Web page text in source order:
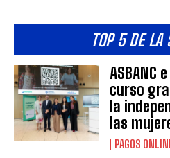
TOP 5 DE
ASBANC
curso
la
las
PAGOS